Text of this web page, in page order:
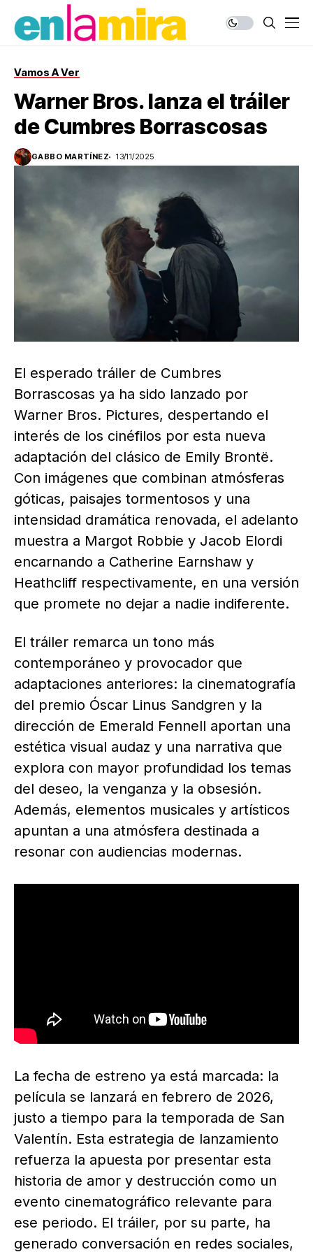
Vamos A Ver
Warner Bros. lanza el tráiler
de Cumbres Borrascosas
GABBO MARTÍNEZ 13/11/2025
El esperado tráiler de Cumbres
Borrascosas ya ha sido lanzado por
Warner Bros. Pictures, despertando el
interés de los cinéfilos por esta nueva
adaptación del clásico de Emily Brontë.
Con imágenes que combinan atmósferas
góticas, paisajes tormentosos y una
intensidad dramática renovada, el adelanto
muestra a Margot Robbie y Jacob Elordi
encarnando a Catherine Earnshaw y
Heathcliff respectivamente, en una versión
que promete no dejar a nadie indiferente.
El tráiler remarca un tono más
contemporáneo y provocador que
adaptaciones anteriores: la cinematografía
del premio Óscar Linus Sandgren y la
dirección de Emerald Fennell aportan una
estética visual audaz y una narrativa que
explora con mayor profundidad los temas
del deseo, la venganza y la obsesión.
Además, elementos musicales y artísticos
apuntan a una atmósfera destinada a
resonar con audiencias modernas.
La fecha de estreno ya está marcada: la
película se lanzará en febrero de 2026,
justo a tiempo para la temporada de San
Valentín. Esta estrategia de lanzamiento
refuerza la apuesta por presentar esta
historia de amor y destrucción como un
evento cinematográfico relevante para
ese periodo. El tráiler, por su parte, ha
generado conversación en redes sociales,